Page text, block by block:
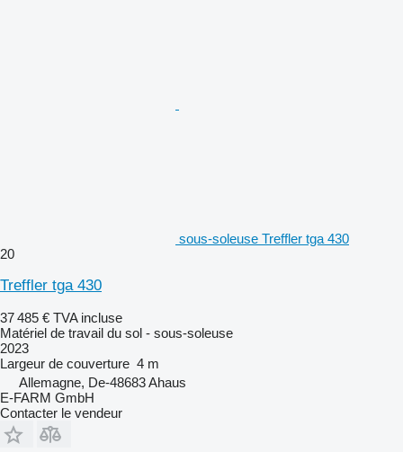
sous-soleuse Treffler tga 430
20
Treffler tga 430
37 485 € TVA incluse
Matériel de travail du sol - sous-soleuse
2023
Largeur de couverture 4 m
Allemagne, De-48683 Ahaus
E-FARM GmbH
Contacter le vendeur